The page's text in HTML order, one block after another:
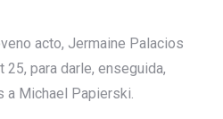
acto, Jermaine Palacios
para darle, enseguida,
a Michael Papierski.